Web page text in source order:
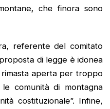
che finora sono
referente del comitato
di legge è idonea
aperta per troppo
comunità di montagna
costituzionale”. Infine,